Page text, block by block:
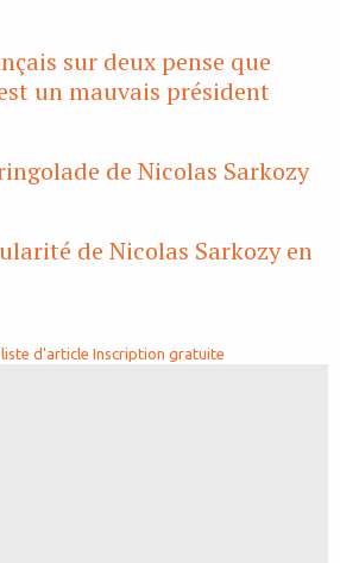
sur deux pense que
un mauvais président
de Nicolas Sarkozy
de Nicolas Sarkozy en
d'article Inscription gratuite